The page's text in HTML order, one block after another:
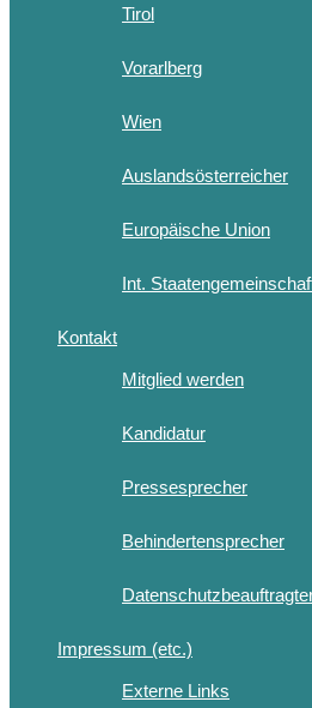
Tirol
Vorarlberg
Wien
Auslandsösterreicher
Europäische Union
Int.
Kontakt
Mitglied werden
Kandidatur
Pressesprecher
Behindertensprecher
Impressum (etc.)
Externe Links